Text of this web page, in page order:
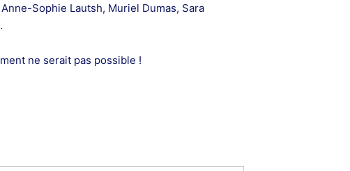
Sophie Lautsh, Muriel Dumas, Sara
ne serait pas possible !